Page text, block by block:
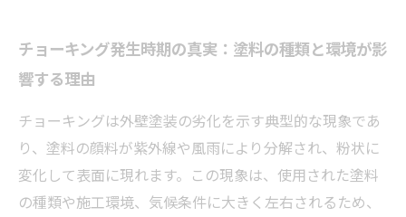
チョーキング発生時期の真実：塗料の種類と環境が影
響する理由
チョーキングは外壁塗装の劣化を示す典型的な現象であ
り、塗料の顔料が紫外線や風雨により分解され、粉状に
変化して表面に現れます。この現象は、使用された塗料
の種類や施工環境、気候条件に大きく左右されるため、